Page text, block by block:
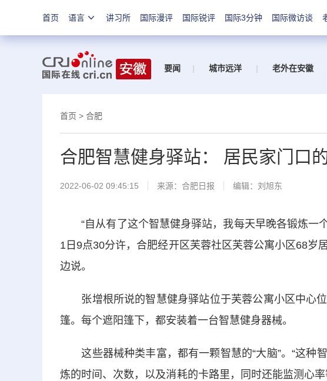
首页 语言 讲习所 国际漫评 国际锐评 国际3分钟 国际微访谈
要闻 | 城市远洋 | 老外在安徽
首页 > 合肥
合肥智慧健身驿站： 居民家门口
2022-06-02 09:45:15 来源： 合肥日报 编辑：刘旭东
“自从有了这个智慧健身驿站，我每天早晚各锻炼一
1日9点30分许，合肥经开区芙蓉社区芙蓉公寓小区68岁
边说。
张增根所说的智慧健身驿站位于芙蓉公寓小区中心位
篷。每个遮阳篷下，都安装着一台智慧健身器械。
这些器械种类丰富，都有一颗智慧的“大脑”。“这种
炼的时间、次数，以及消耗的卡路里，同时还能监测心